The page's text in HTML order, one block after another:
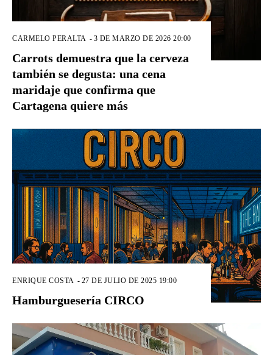
CARMELO PERALTA - 3 DE MARZO DE 2026 20:00
Carrots demuestra que la cerveza
también se degusta: una cena
maridaje que confirma que
Cartagena quiere más
ENRIQUE COSTA - 27 DE JULIO DE 2025 19:00
Hamburguesería CIRCO